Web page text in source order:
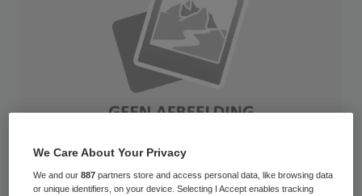
We Care About Your Privacy
We and our887 partners store and access personal data, like browsing data
or unique identifiers, on your device. Selecting I Accept enables tracking